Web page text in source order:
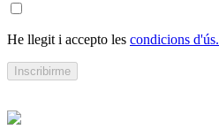
He llegit i accepto les condicions d'ús.